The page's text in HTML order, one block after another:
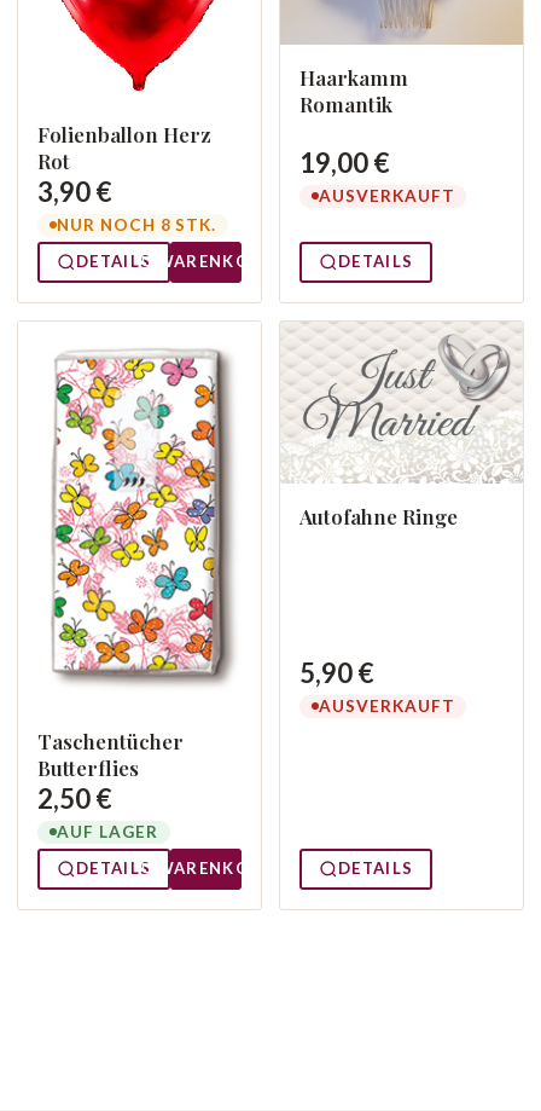
Folienballon Herz
Rot
3,90 €
NUR NOCH 8 STK.
DETAILS
WARENKORB
Haarkamm
Romantik
19,00 €
AUSVERKAUFT
DETAILS
Taschentücher
Butterflies
2,50 €
AUF LAGER
DETAILS
WARENKORB
Autofahne Ringe
5,90 €
AUSVERKAUFT
DETAILS